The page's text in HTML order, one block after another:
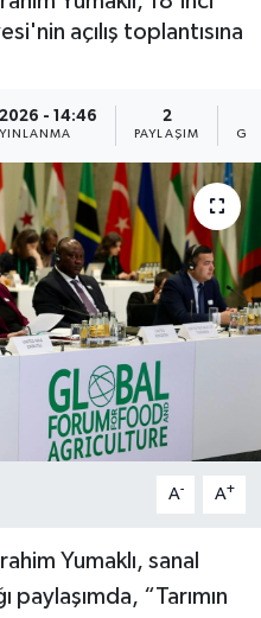
açılış toplantısına
- 14:46 2
PAYLAŞIM
A- A+
Yumaklı, sanal
paylaşımda, “Tarımın